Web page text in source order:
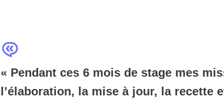
« Pendant ces 6 mois de stage mes
l’élaboration, la mise à jour, la